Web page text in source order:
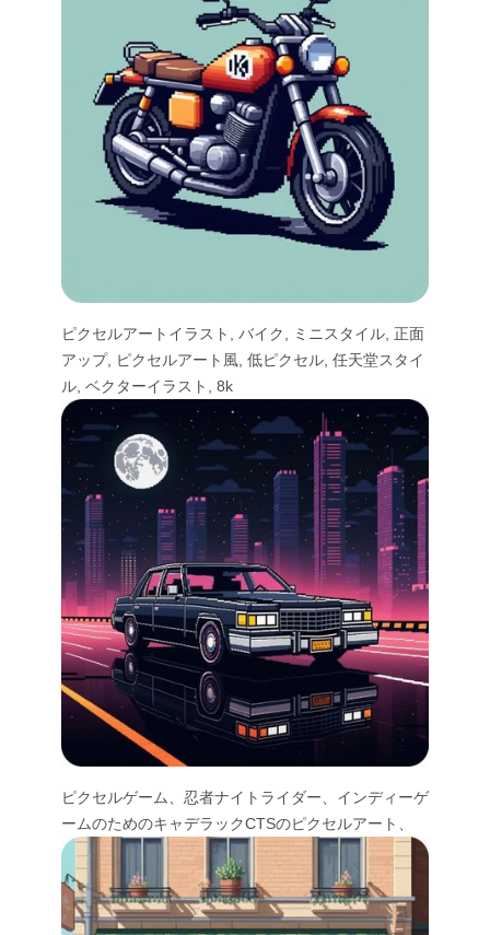
ピクセルアートイラスト, バイク, ミニスタイル, 正面
アップ, ピクセルアート風, 低ピクセル, 任天堂スタイ
ル, ベクターイラスト, 8k
ピクセルゲーム、忍者ナイトライダー、インディーゲ
ームのためのキャデラックCTSのピクセルアート、